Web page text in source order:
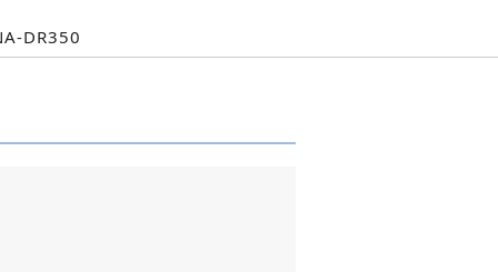
DR350